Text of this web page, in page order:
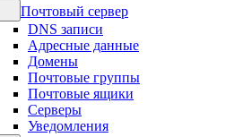
Почтовый сервер
DNS записи
Адресные данные
Домены
Почтовые группы
Почтовые ящики
Серверы
Уведомления